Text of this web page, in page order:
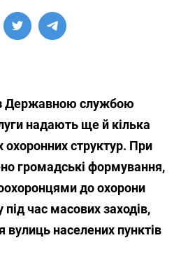
Державною службою
надають ще й кілька
структур. При
громадські формування,
до охорони
час масових заходів,
вулиць населених пунктів